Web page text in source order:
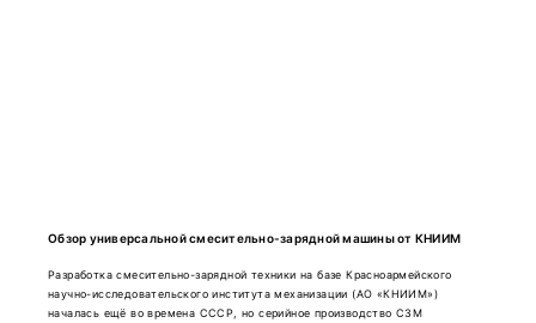
Обзор универсальной смесительно-зарядной машины от КНИИМ
Разработка смесительно-зарядной техники на базе Красноармейского
научно-исследовательского института механизации (АО «КНИИМ»)
началась ещё во времена СССР, но серийное производство СЗМ